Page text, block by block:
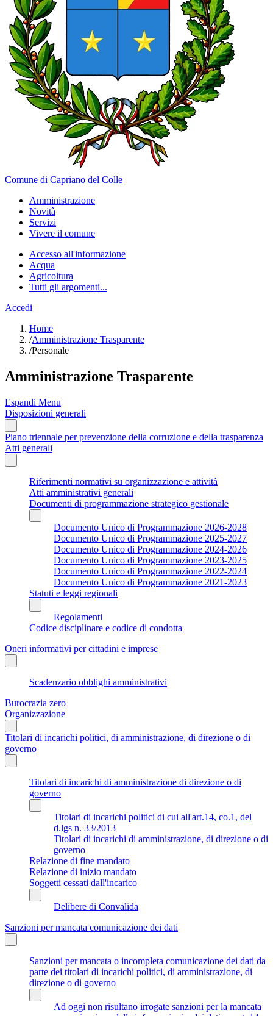
Comune di Capriano del Colle
Amministrazione
Novità
Servizi
Vivere il comune
Accesso all'informazione
Acqua
Agricoltura
Tutti gli argomenti...
Accedi
Home
/Amministrazione Trasparente
/Personale
Amministrazione Trasparente
Espandi Menu
Disposizioni generali
Piano triennale per prevenzione della corruzione e della trasparenza
Atti generali
Riferimenti normativi su organizzazione e attività
Atti amministrativi generali
Documenti di programmazione strategico gestionale
Documento Unico di Programmazione 2026-2028
Documento Unico di Programmazione 2025-2027
Documento Unico di Programmazione 2024-2026
Documento Unico di Programmazione 2023-2025
Documento Unico di Programmazione 2022-2024
Documento Unico di Programmazione 2021-2023
Statuti e leggi regionali
Regolamenti
Codice disciplinare e codice di condotta
Oneri informativi per cittadini e imprese
Scadenzario obblighi amministrativi
Burocrazia zero
Organizzazione
Titolari di incarichi politici, di amministrazione, di direzione o di
governo
Titolari di incarichi di amministrazione di direzione o di
governo
Titolari di incarichi politici di cui all'art.14, co.1, del
d.lgs n. 33/2013
Titolari di incarichi di amministrazione, di direzione o di
governo
Relazione di fine mandato
Relazione di inizio mandato
Soggetti cessati dall'incarico
Delibere di Convalida
Sanzioni per mancata comunicazione dei dati
Sanzioni per mancata o incompleta comunicazione dei dati da
parte dei titolari di incarichi politici, di amministrazione, di
direzione o di governo
Ad oggi non risultano irrogate sanzioni per la mancata